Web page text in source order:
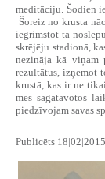
meditāciju. Šodien
Šoreiz no krusta
iegrimstot tā
skrējēju stadionā,
nezināja kā viņam
rezultātus, izņemot
krustā, kas ir ne
mēs sagatavotos
piedzīvojam savas
Publicēts 18|02|2015